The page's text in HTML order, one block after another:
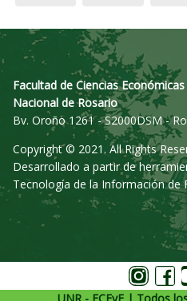
Facultad de Ciencias
Nacional de Rosario
Bv. Oroño 1261 - S2000DSM -
Copyright © 2021. All Rights
Desarrollado a partir de
Tecnología de la Información de